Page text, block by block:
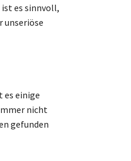
es sinnvoll,
unseriöse
es einige
nicht
gefunden